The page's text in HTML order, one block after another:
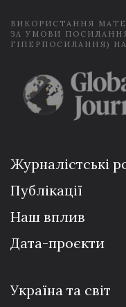
ВИКОРИСТАННЯ
ЗА УМОВИ
ГІПЕРПОСИЛАННЯ) НА
Журналістські
Публікації
Наш вплив
Дата-проєкти
Україна та світ